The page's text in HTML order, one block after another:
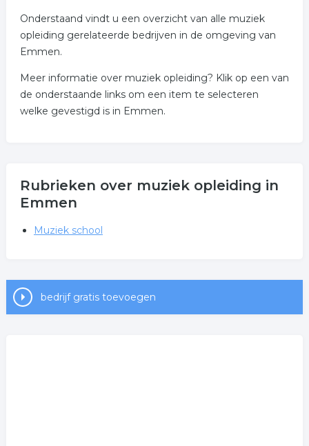
Onderstaand vindt u een overzicht van alle muziek
opleiding gerelateerde bedrijven in de omgeving van
Emmen.
Meer informatie over muziek opleiding? Klik op een van
de onderstaande links om een item te selecteren
welke gevestigd is in Emmen.
Rubrieken over muziek opleiding in
Emmen
Muziek school
bedrijf gratis toevoegen